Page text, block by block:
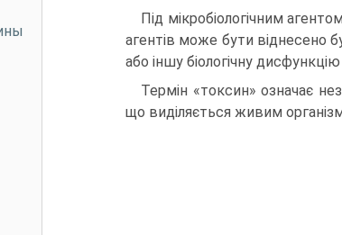
Під мікробіологічним
агентів може бути віднесено
або іншу біологічну
Термін «токсин» означає
що виділяється живим